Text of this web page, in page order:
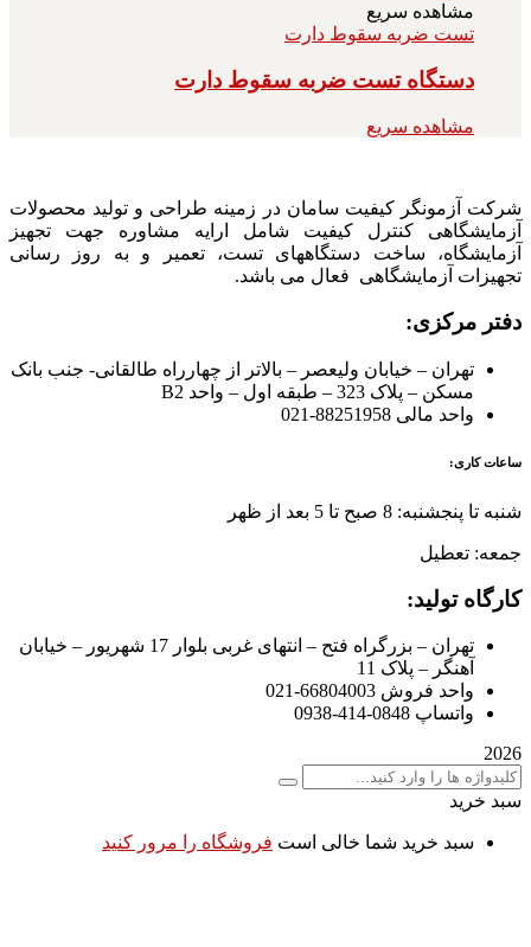
مشاهده سریع
تست ضربه سقوط دارت
دستگاه تست ضربه سقوط دارت
مشاهده سریع
شرکت آزمونگر کیفیت سامان در زمینه طراحی و تولید محصولات
آزمایشگاهی کنترل کیفیت شامل ارایه مشاوره جهت تجهیز
آزمایشگاه، ساخت دستگاههای تست، تعمیر و به روز رسانی
تجهیزات آزمایشگاهی فعال می باشد.
دفتر مرکزی:
تهران – خیابان ولیعصر – بالاتر از چهارراه طالقانی- جنب بانک
مسکن – پلاک 323 – طبقه اول – واحد B2
واحد مالی 88251958-021
ساعات کاری:
شنبه تا پنجشنبه: 8 صبح تا 5 بعد از ظهر
جمعه: تعطیل
کارگاه تولید:
تهران – بزرگراه فتح – انتهای غربی بلوار 17 شهریور – خیابان
آهنگر – پلاک 11
واحد فروش 66804003-021
واتساپ 0848-414-0938
2026
سبد خرید
سبد خرید شما خالی است فروشگاه را مرور کنید